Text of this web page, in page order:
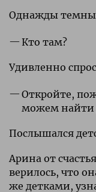
Однажды
Кто там?
Удивленно
Откройте,
можем найти
Послышался
Арина от
верилось, что
же детками,